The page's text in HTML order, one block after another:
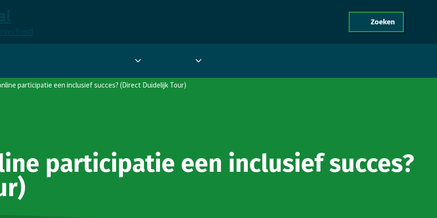
Zoeken
Submenu
Submenu
participatie een inclusief succes? (Direct Duidelijk Tour)
participatie een inclusief succes?